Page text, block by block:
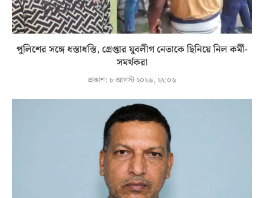
পুলিশের সঙ্গে ধস্তাধস্তি, গ্রেপ্তার যুবলীগ নেতাকে ছিনিয়ে নিল কর্মী-
সমর্থকরা
প্রকাশ: ৮ আগস্ট ২০২৬, ২২:০৬